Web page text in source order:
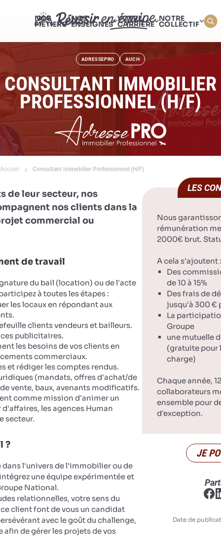
NOS
MÉTIERS
NOS
ENSEIGNES
VOTRE
CARRIÈRE
NOTRE
COLLECTIF
ADRESSEPRO AUCH
CONSULTANT IMMOBILIER
PROFESSIONNEL (H/F)
Accueil Consultant Immobilier Professionnel (H/F)
de leur secteur, nos
nos clients dans la
commercial ou
de travail
du bail (location) ou de l'acte
à toutes les étapes :
les locaux en répondant aux
clients vendeurs et bailleurs.
publicitaires.
les besoins de vos clients en
commerciaux.
et rédiger les comptes rendus.
(mandats, offres d'achat/de
vente, baux, avenants modificatifs.
comme mission d'animer un
les agences Human
secteur.
?
dans l'univers de l'immobilier ou de
une équipe expérimentée et
National.
relationnelles, votre sens du
client font de vous un candidat
avec le goût du challenge,
de gérer les projets de vos
LES
Nous
rémunération
2000€ brut.
A cela s'ajoutent :
Des
de 10 à 15%
Des frais de
jusqu'à 300 €
La
Groupe
une mutuelle
(gratuite pour
charge)
Chaque année,
collaborateurs
ensemble pour
d'exception.
JE
Date de